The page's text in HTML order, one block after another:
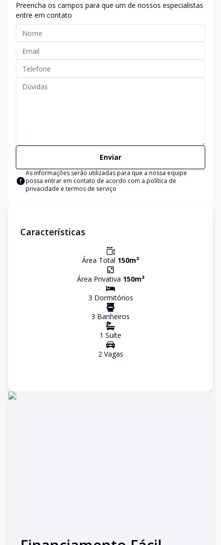
Preencha os campos para que um de nossos especialistas
entre em contato
Enviar
As informações serão utilizadas para que a nossa equipe
possa entrar em contato de acordo com a política de
privacidade e termos de serviço
Características
Área Total 150m²
Área Privativa 150m²
3 Dormitórios
3 Banheiros
1 Suíte
2Vagas